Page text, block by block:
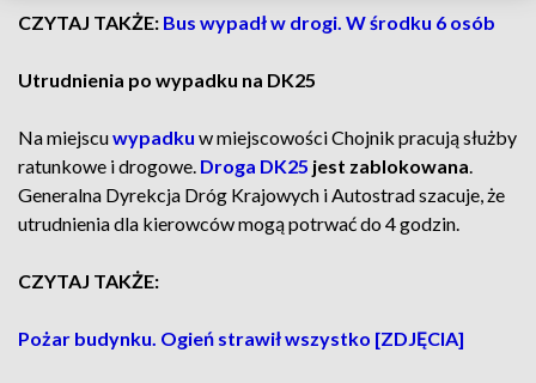
CZYTAJ TAKŻE: Bus wypadł w drogi. W środku 6 osób
Utrudnienia po wypadku na DK25
Na miejscuwypadku w miejscowości Chojnik pracują służby
ratunkowe i drogowe. Droga DK25 jest zablokowana.
Generalna Dyrekcja Dróg Krajowych i Autostrad szacuje, że
utrudnienia dla kierowców mogą potrwać do 4 godzin.
CZYTAJ TAKŻE:
Pożar budynku. Ogień strawił wszystko [ZDJĘCIA]